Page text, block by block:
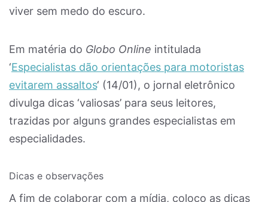
viver sem medo do escuro.
Em matéria do Globo Online intitulada
‘Especialistas dão orientações para motoristas
evitarem assaltos‘ (14/01), o jornal eletrônico
divulga dicas ‘valiosas’ para seus leitores,
trazidas por alguns grandes especialistas em
especialidades.
Dicas e observações
A fim de colaborar com a mídia, coloco as dicas